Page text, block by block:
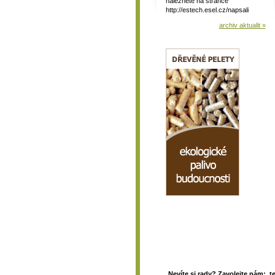
http://estech.esel.cz/napsali
archiv aktualit »